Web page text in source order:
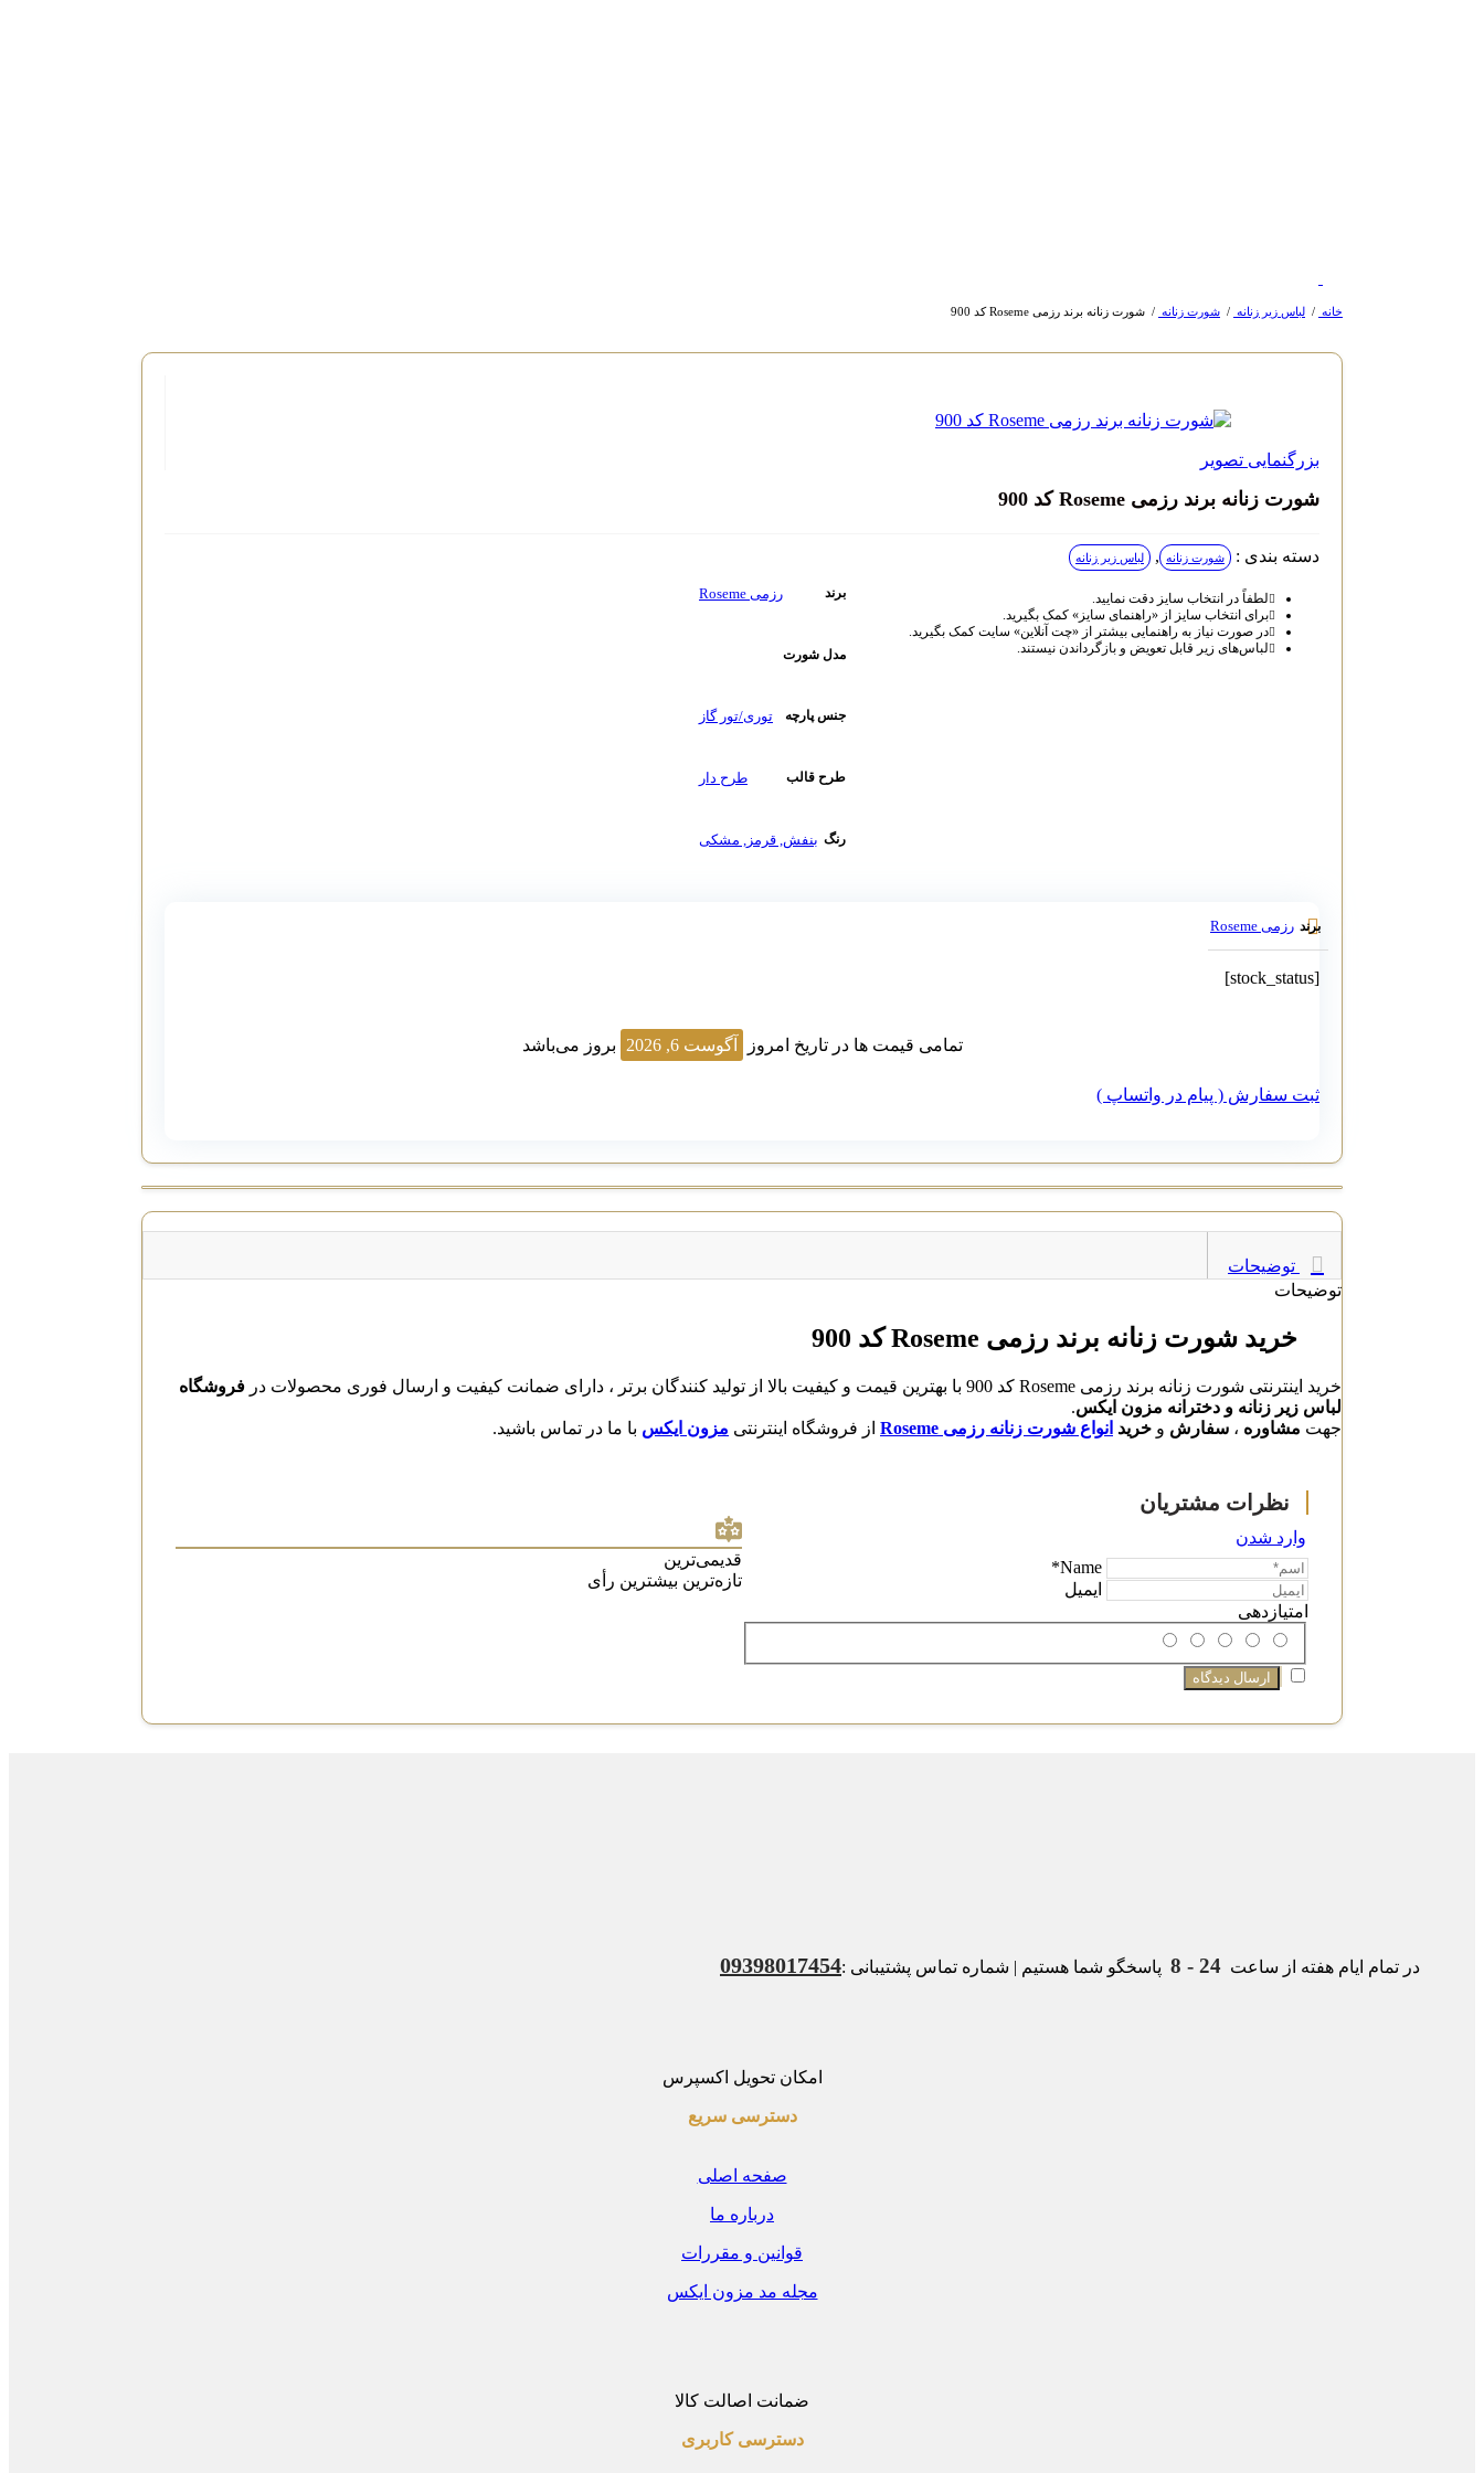
خانه / لباس زیر زنانه / شورت زنانه / شورت زنانه برند رزمی Roseme کد 900
بزرگنمایی تصویر
شورت زنانه برند رزمی Roseme کد 900
دسته بندی : شورت زنانه , لباس زیر زنانه
لطفاً در انتخاب سایز دقت نمایید.
برای انتخاب سایز از «راهنمای سایز» کمک بگیرید.
در صورت نیاز به راهنمایی بیشتر از «چت آنلاین» سایت کمک بگیرید.
لباس‌های زیر قابل تعویض و بازگرداندن نیستند.
برند رزمی Roseme
مدل شورت
جنس پارچه توری/تور گاز
طرح قالب طرح دار
رنگ بنفش قرمز مشکی
برند رزمی Roseme
[stock_status]
تمامی قیمت ها در تاریخ امروز آگوست 6, 2026 بروز می‌باشد
ثبت سفارش ( پیام در واتساپ )
توضیحات
توضیحات
خرید شورت زنانه برند رزمی Roseme کد 900
خرید اینترنتی شورت زنانه برند رزمی Roseme کد 900 با بهترین قیمت و کیفیت بالا از تولید کنندگان برتر ، دارای ضمانت کیفیت و ارسال فوری محصولات در
فروشگاه
لباس زیر زنانه و دخترانه مزون ایکس.
جهت مشاوره ، سفارش و خرید انواع شورت زنانه رزمی Roseme از فروشگاه اینترنتی مزون ایکس با ما در تماس باشید.
وارد شدن
Name*
ایمیل
امتیازدهی
قدیمی‌ترین
تازه‌ترین بیشترین رأی
در تمام ایام هفته از ساعت 24 - 8 پاسخگو شما هستیم | شماره تماس پشتیبانی :09398017454
امکان تحویل اکسپرس
دسترسی سریع
صفحه اصلی
درباره ما
قوانین و مقررات
مجله مد مزون ایکس
ضمانت اصالت کالا
دسترسی کاربری